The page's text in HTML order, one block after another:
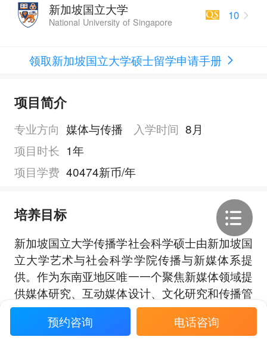
新加坡国立大学
National University of Singapore
10
领取新加坡国立大学硕士留学申请手册
项目简介
专业方向 媒体与传播 入学时间 8月
项目时长 1年
项目学费 40474新币/年
培养目标
新加坡国立大学传播学社会科学硕士由新加坡国
立大学艺术与社会科学学院传播与新媒体系提
供。作为东南亚地区唯一一个聚焦新媒体领域提
供媒体研究、互动媒体设计、文化研究和传播管
理课程的大学院系，本系采用综合性多学科方法
适应当今融合的媒体环境，提供尖端的专业知
预约咨询 电话咨询